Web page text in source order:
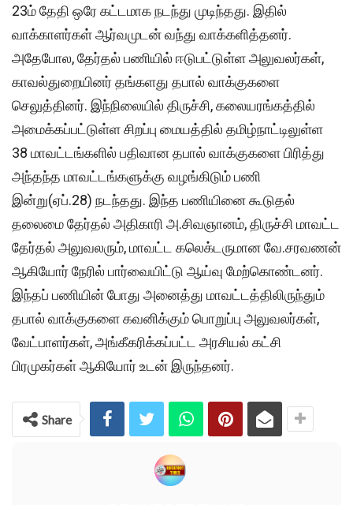
23ம் தேதி ஒரே கட்டமாக நடந்து முடிந்தது. இதில்
வாக்காளர்கள் ஆர்வமுடன் வந்து வாக்களித்தனர்.
அதேபோல, தேர்தல் பணியில் ஈடுபட்டுள்ள அலுவலர்கள்,
காவல்துறையினர் தங்களது தபால் வாக்குகளை
செலுத்தினர். இந்நிலையில் திருச்சி, கலையரங்கத்தில்
அமைக்கப்பட்டுள்ள சிறப்பு மையத்தில் தமிழ்நாட்டிலுள்ள
38 மாவட்டங்களில் பதிவான தபால் வாக்குகளை பிரித்து
அந்தந்த மாவட்டங்களுக்கு வழங்கிடும் பணி
இன்று(ஏப்.28) நடந்தது. இந்த பணியினை கூடுதல்
தலைமை தேர்தல் அதிகாரி அ.சிவஞானம், திருச்சி மாவட்ட
தேர்தல் அலுவலரும், மாவட்ட கலெக்டருமான வே.சரவணன்
ஆகியோர் நேரில் பார்வையிட்டு ஆய்வு மேற்கொண்டனர்.
இந்தப் பணியின் போது அனைத்து மாவட்டத்திலிருந்தும்
தபால் வாக்குகளை கவனிக்கும் பொறுப்பு அலுவலர்கள்,
வேட்பாளர்கள், அங்கீகரிக்கப்பட்ட அரசியல் கட்சி
பிரமுகர்கள் ஆகியோர் உடன் இருந்தனர்.
Share